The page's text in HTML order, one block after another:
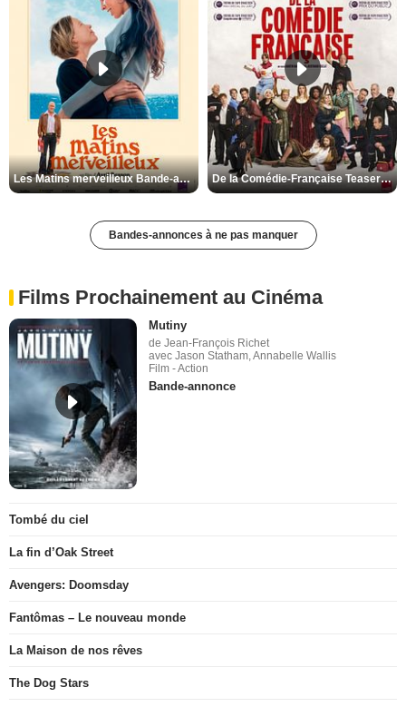
Les Matins merveilleux Bande-annonce VF De la Comédie-Française Teaser VF
Bandes-annonces à ne pas manquer
Films Prochainement au Cinéma
Mutiny
de Jean-François Richet
avec Jason Statham, Annabelle Wallis
Film - Action
Bande-annonce
Tombé du ciel
La fin d’Oak Street
Avengers: Doomsday
Fantômas – Le nouveau monde
La Maison de nos rêves
The Dog Stars